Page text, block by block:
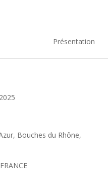
Présentation
Bouches du Rhône,